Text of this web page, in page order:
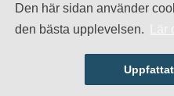
Den här sidan använder
den bästa upplevelsen.